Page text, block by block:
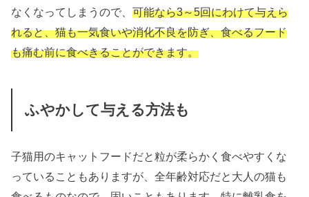
なくなってしまうので、可能なら3～5回にわけて与えら
れると、猫も一気食いや消化不良を防ぎ、食べるフード
も痛む前に食べきることができます。
ふやかして与える方法も
子猫用のキャットフードだと粒が柔らかく食べやすくな
っていることもありますが、全年齢対応だと大人の猫も